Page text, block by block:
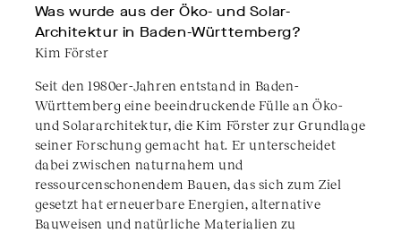
Was wurde aus der Öko- und Solar-
Architektur in Baden-Württemberg?
Kim Förster
Seit den 1980er-Jahren entstand in Baden-
Württemberg eine beeindruckende Fülle an Öko-
und Solararchitektur, die Kim Förster zur Grundlage
seiner Forschung gemacht hat. Er unterscheidet
dabei zwischen naturnahem und
ressourcenschonendem Bauen, das sich zum Ziel
gesetzt hat erneuerbare Energien, alternative
Bauweisen und natürliche Materialien zu